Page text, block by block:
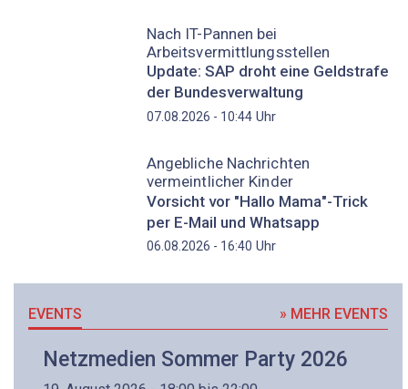
Nach IT-Pannen bei
Arbeitsvermittlungsstellen
Update: SAP droht eine Geldstrafe
der Bundesverwaltung
07.08.2026 - 10:44Uhr
Angebliche Nachrichten
vermeintlicher Kinder
Vorsicht vor "Hallo Mama"-Trick
per E-Mail und Whatsapp
06.08.2026 - 16:40 Uhr
EVENTS » MEHR EVENTS
Netzmedien Sommer Party 2026